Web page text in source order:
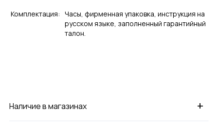
Комплектация: Часы, фирменная упаковка, инструкция на
русском языке, заполненный гарантийный
талон.
+
Наличие в магазинах